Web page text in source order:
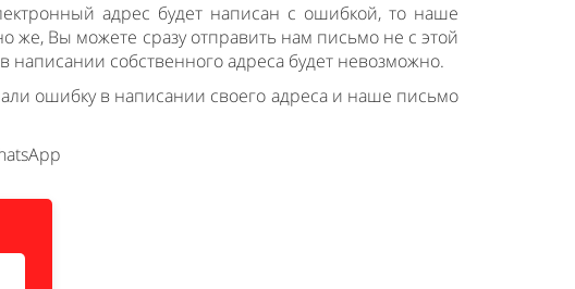
адрес будет написан с ошибкой, то наше
же, Вы можете сразу отправить нам письмо не с этой
написании собственного адреса будет невозможно.
ошибку в написании своего адреса и наше письмо